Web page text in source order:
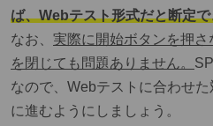
ば、Webテスト形式だと断定
なお、 実際に開始ボタンを押
を閉じても問題ありません。
なので、Webテストに合わせ
に進むようにしましょう。